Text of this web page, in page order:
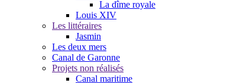
La dîme royale
Louis XIV
Les littéraires
Jasmin
Les deux mers
Canal de Garonne
Projets non réalisés
Canal maritime